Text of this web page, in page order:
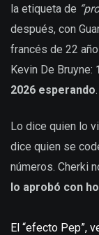
la etiqueta de
después, con
francés de 22
Kevin De Bruyne:
2026 esperando.
Lo dice quien lo
dice quien se
números. Cherki
lo aprobó con
El “efecto Pep”,